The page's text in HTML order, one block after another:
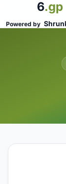
6.gp
Powered by